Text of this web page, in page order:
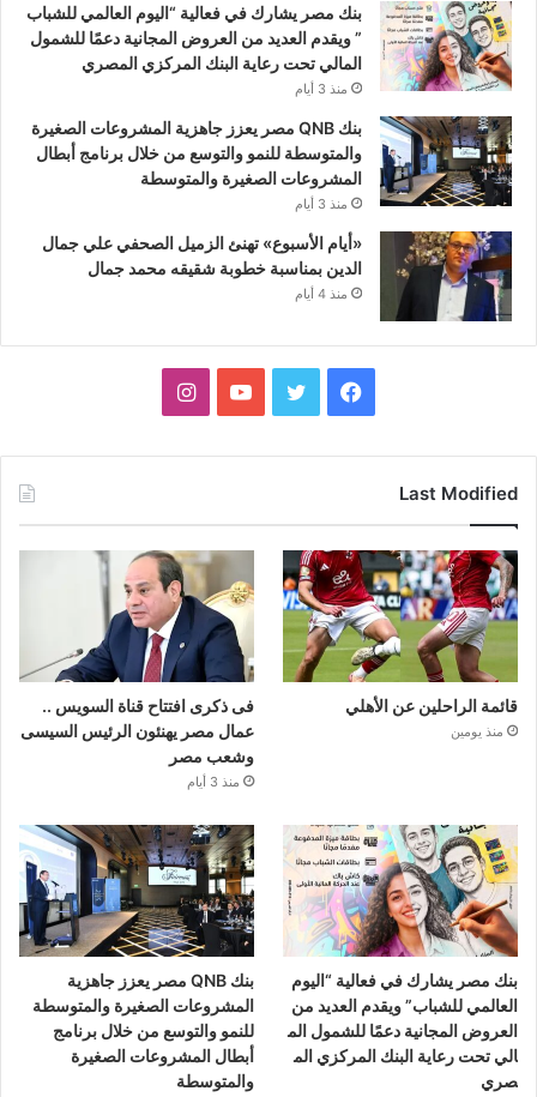
بنك مصر يشارك في فعالية “اليوم العالمي للشباب
” ويقدم العديد من العروض المجانية دعمًا للشمول
المالي تحت رعاية البنك المركزي المصري
منذ 3 أيام
بنك QNB مصر يعزز جاهزية المشروعات الصغيرة
والمتوسطة للنمو والتوسع من خلال برنامج أبطال
المشروعات الصغيرة والمتوسطة
منذ 3 أيام
«أيام الأسبوع» تهنئ الزميل الصحفي علي جمال
الدين بمناسبة خطوبة شقيقه محمد جمال
منذ 4 أيام
فيسبوك تويتر يوتيوبانستقرام
Last Modified
قائمة الراحلين عن الأهلي
منذ يومين
فى ذكرى افتتاح قناة السويس ..
عمال مصر يهنئون الرئيس السيسى
وشعب مصر
منذ 3 أيام
بنك مصر يشارك في فعالية “اليوم
العالمي للشباب” ويقدم العديد من
العروض المجانية دعمًا للشمول الم
الي تحت رعاية البنك المركزي الم
صري
بنك QNB مصر يعزز جاهزية
المشروعات الصغيرة والمتوسطة
للنمو والتوسع من خلال برنامج
أبطال المشروعات الصغيرة
والمتوسطة